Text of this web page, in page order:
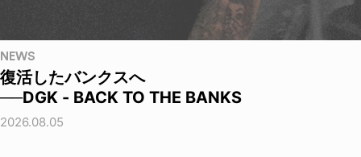
NEWS
復活したバンクスへ
──DGK - BACK TO THE BANKS
2026.08.05